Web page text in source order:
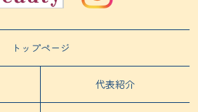
トップページ
代表紹介